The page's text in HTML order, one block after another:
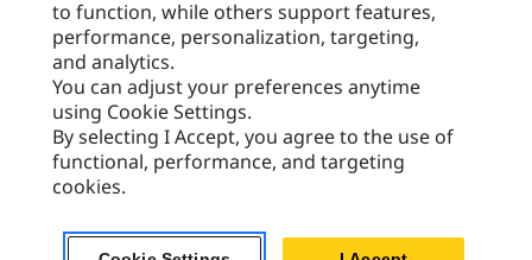
Site Map
Cookie Settings
Legal
Privacy
Europe - Polish© 2026 Caterpillar. Wszelkie prawa zastrzeżone.
to function, while others support features,
performance, personalization, targeting,
and analytics.
You can adjust your preferences anytime
using Cookie Settings.
By selecting I Accept, you agree to the use of
functional, performance, and targeting
cookies.